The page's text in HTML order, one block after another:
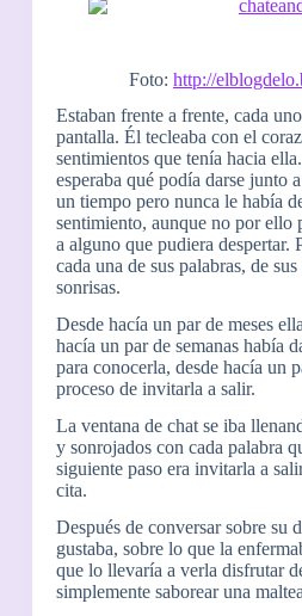
Foto: http://
Estaban frente a frente, cada
pantalla. Él tecleaba con el
sentimientos que tenía hacia
esperaba qué podía darse junto
un tiempo pero nunca le había
sentimiento, aunque no por ello
a alguno que pudiera despertar.
cada una de sus palabras, de
sonrisas.
Desde hacía un par de meses
hacía un par de semanas había
para conocerla, desde hacía un
proceso de invitarla a salir.
La ventana de chat se iba
y sonrojados con cada palabra
siguiente paso era invitarla a
cita.
Después de conversar sobre su
gustaba, sobre lo que la
que lo llevaría a verla disfrutar
simplemente saborear una